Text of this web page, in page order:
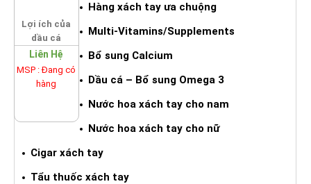
Lợi ích của
dầu cá
Liên Hệ
MSP : Đang có
hàng
Hàng xách tay ưa chuộng
Multi-Vitamins/Supplements
Bổ sung Calcium
Dầu cá – Bổ sung Omega 3
Nước hoa xách tay cho nam
Nước hoa xách tay cho nữ
Cigar xách tay
Tẩu thuốc xách tay